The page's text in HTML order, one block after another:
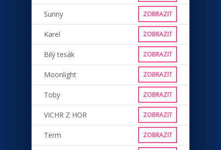
Sunny ZOBRAZIT
Karel ZOBRAZIT
Bilý tesák ZOBRAZIT
Moonlight ZOBRAZIT
Toby ZOBRAZIT
VICHR Z HOR ZOBRAZIT
Term ZOBRAZIT